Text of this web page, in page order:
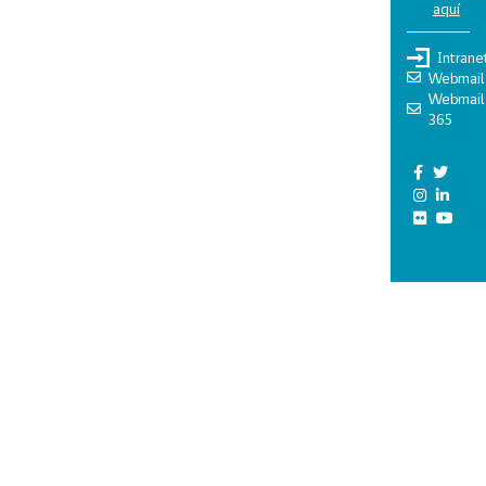
aquí
Webmail
Webmail
365